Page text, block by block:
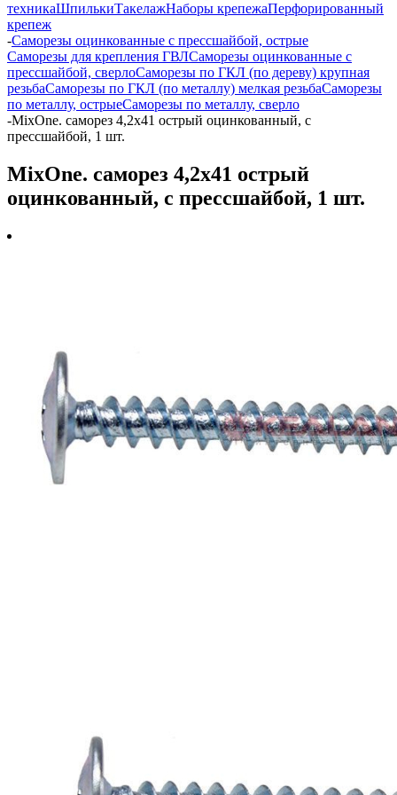
техникаШпилькиТакелажНаборы крепежаПерфорированный
крепеж
-Саморезы оцинкованные с прессшайбой, острые
Саморезы для крепления ГВЛСаморезы оцинкованные с
прессшайбой, сверлоСаморезы по ГКЛ (по дереву) крупная
резьбаСаморезы по ГКЛ (по металлу) мелкая резьбаСаморезы
по металлу, острыеСаморезы по металлу, сверло
-MixOne. cаморез 4,2х41 острый оцинкованный, с
прессшайбой, 1 шт.
MixOne. cаморез 4,2х41 острый
оцинкованный, с прессшайбой, 1 шт.